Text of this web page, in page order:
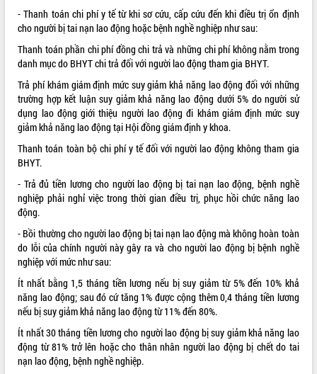
LIÊN KẾT WEB
THỐNG KÊ TRUY CẬP
Hôm nay: 856
Tất cả: 66046179
- Thanh toán chi phí y tế từ khi sơ cứu, cấp cứu đến khi điều trị ổn định
cho người bị tai nạn lao động hoặc bệnh nghề nghiệp như sau:
Thanh toán phần chi phí đồng chi trả và những chi phí không nằm trong
danh mục do BHYT chi trả đối với người lao động tham gia BHYT.
Trả phí khám giám định mức suy giảm khả năng lao động đối với những
trường hợp kết luận suy giảm khả năng lao động dưới 5% do người sử
dụng lao động giới thiệu người lao động đi khám giám định mức suy
giảm khả năng lao động tại Hội đồng giám định y khoa.
Thanh toán toàn bộ chi phí y tế đối với người lao động không tham gia
BHYT.
- Trả đủ tiền lương cho người lao động bị tai nạn lao động, bệnh nghề
nghiệp phải nghỉ việc trong thời gian điều trị, phục hồi chức năng lao
động.
- Bồi thường cho người lao động bị tai nạn lao động mà không hoàn toàn
do lỗi của chính người này gây ra và cho người lao động bị bệnh nghề
nghiệp với mức như sau:
Ít nhất bằng 1,5 tháng tiền lương nếu bị suy giảm từ 5% đến 10% khả
năng lao động; sau đó cứ tăng 1% được cộng thêm 0,4 tháng tiền lương
nếu bị suy giảm khả năng lao động từ 11% đến 80%.
Ít nhất 30 tháng tiền lương cho người lao động bị suy giảm khả năng lao
động từ 81% trở lên hoặc cho thân nhân người lao động bị chết do tai
nạn lao động, bệnh nghề nghiệp.